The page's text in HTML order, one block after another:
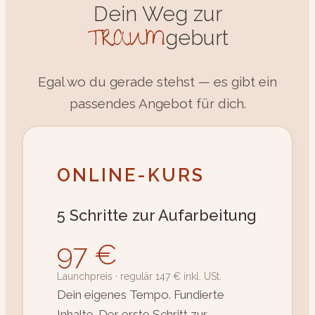
Dein Weg zur
TRAUMgeburt
Egal wo du gerade stehst — es gibt ein
passendes Angebot für dich.
ONLINE-KURS
5 Schritte zur Aufarbeitung
97 €
Launchpreis · regulär 147 € inkl. USt.
Dein eigenes Tempo. Fundierte